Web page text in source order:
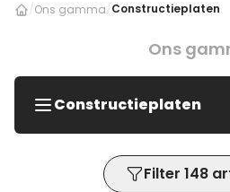
/Ons gamma/Constructieplaten
Ons
Constructieplaten
Filter 148